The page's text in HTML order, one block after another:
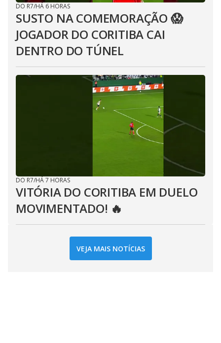
DO R7/HÁ 6 HORAS
SUSTO NA COMEMORAÇÃO 😱
JOGADOR DO CORITIBA CAI
DENTRO DO TÚNEL
DO R7/HÁ 7 HORAS
VITÓRIA DO CORITIBA EM DUELO
MOVIMENTADO! 🔥
VEJA MAIS NOTÍCIAS